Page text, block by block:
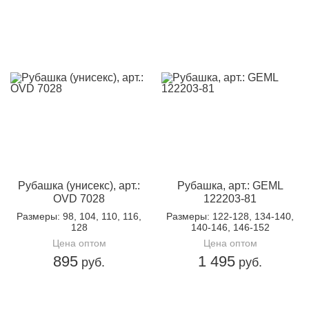
Рубашка (унисекс), арт.:
OVD 7028
Размеры: 98, 104, 110, 116,
128
Цена оптом
895 руб.
Рубашка, арт.: GEML
122203-81
Размеры: 122-128, 134-140,
140-146, 146-152
Цена оптом
1 495 руб.